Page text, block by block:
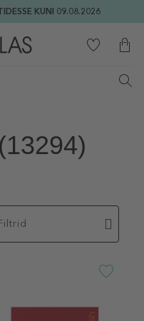
KUNI 09.08.2026
(13294)